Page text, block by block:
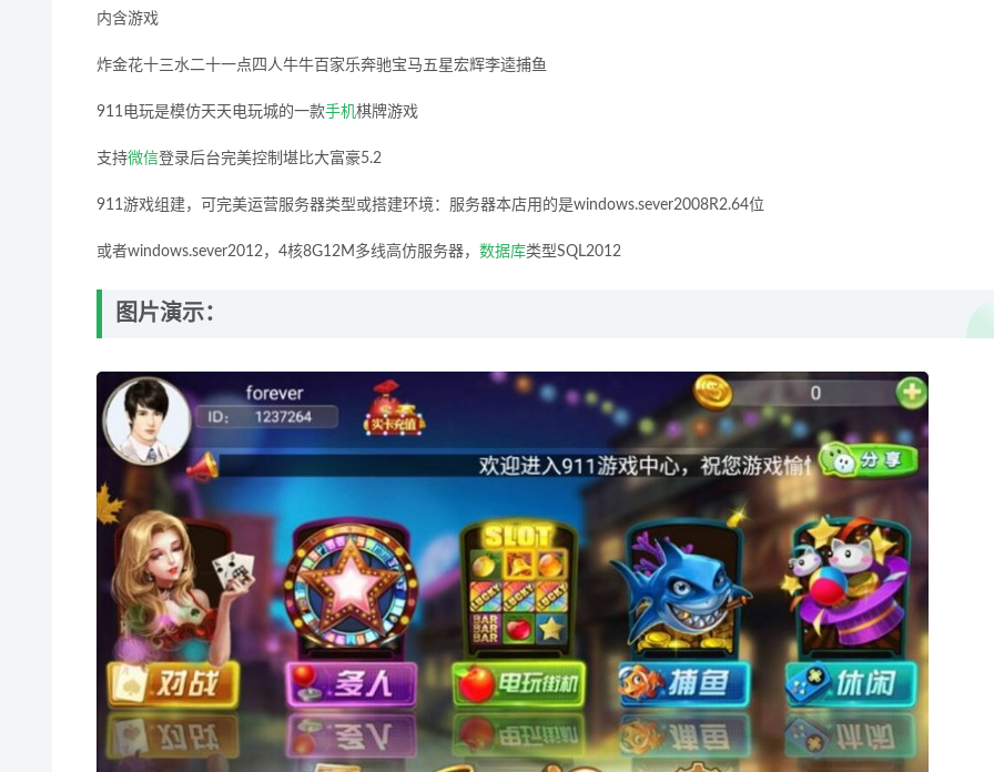
内含游戏
炸金花十三水二十一点四人牛牛百家乐奔驰宝马五星宏辉李逵捕鱼
911电玩是模仿天天电玩城的一款手机棋牌游戏
支持微信登录后台完美控制堪比大富豪5.2
911游戏组建，可完美运营服务器类型或搭建环境：服务器本店用的是windows.sever2008R2.64位
或者windows.sever2012，4核8G12M多线高仿服务器， 数据库类型SQL2012
图片演示：